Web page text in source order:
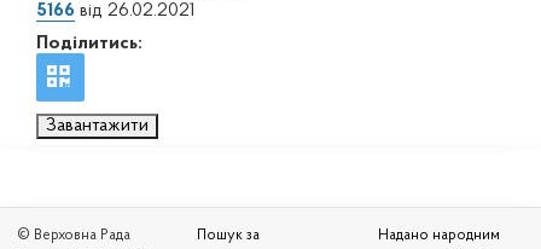
5166 від 26.02.2021
Поділитись:
Завантажити
© Верховна Рада
Пошук за
Надано народним